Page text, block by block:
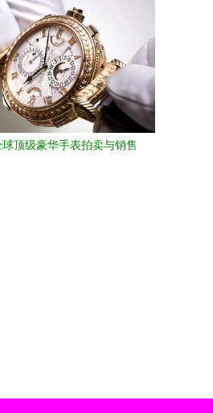
顶级豪华手表拍卖与销售